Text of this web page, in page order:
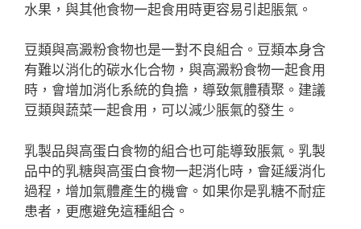
水果，與其他食物一起食用時更容易引起脹氣。
豆類與高澱粉食物也是一對不良組合。豆類本身含
有難以消化的碳水化合物，與高澱粉食物一起食用
時，會增加消化系統的負擔，導致氣體積聚。建議
豆類與蔬菜一起食用，可以減少脹氣的發生。
乳製品與高蛋白食物的組合也可能導致脹氣。乳製
品中的乳糖與高蛋白食物一起消化時，會延緩消化
過程，增加氣體產生的機會。如果你是乳糖不耐症
患者，更應避免這種組合。